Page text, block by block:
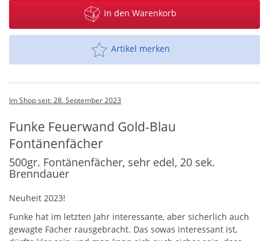
In den Warenkorb
Artikel merken
Im Shop seit: 28. September 2023
Funke Feuerwand Gold-Blau
Fontänenfächer
500gr. Fontänenfächer, sehr edel, 20 sek.
Brenndauer
Neuheit 2023!
Funke hat im letzten Jahr interessante, aber sicherlich auch
gewagte Fächer rausgebracht. Das sowas interessant ist,